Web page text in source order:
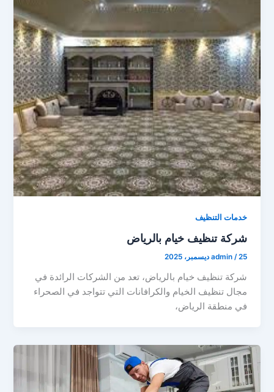
خدمات التنظيف
شركة تنظيف خيام بالرياض
admin /25 ديسمبر، 2025
شركة تنظيف خيام بالرياض، تعد من الشركات الرائدة في
مجال تنظيف الخيام والكرافانات التي تتواجد في الصحراء
في منطقة الرياض،